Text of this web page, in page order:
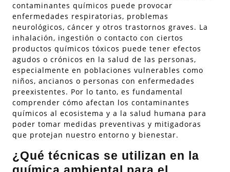
contaminantes químicos puede provocar
enfermedades respiratorias, problemas
neurológicos, cáncer y otros trastornos graves. La
inhalación, ingestión o contacto con ciertos
productos químicos tóxicos puede tener efectos
agudos o crónicos en la salud de las personas,
especialmente en poblaciones vulnerables como
niños, ancianos o personas con enfermedades
preexistentes. Por lo tanto, es fundamental
comprender cómo afectan los contaminantes
químicos al ecosistema y a la salud humana para
poder tomar medidas preventivas y mitigadoras
que protejan nuestro entorno y bienestar.
¿Qué técnicas se utilizan en la